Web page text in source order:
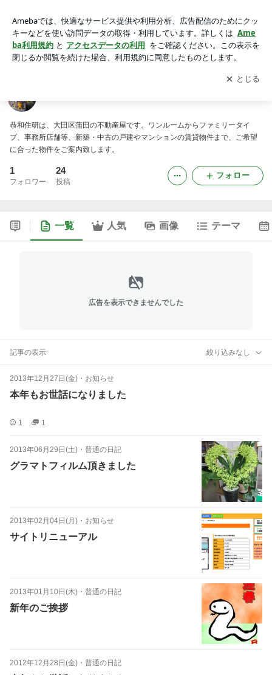
アプリをダウンロードして ブログの更新通知
を受け取りまし
ょう。
開く
恭和住研は、大田区蒲田の不動産屋です。ワンルームからファミリータイ
プ、事務所店舗等、新築・中古の戸建やマンションの賃貸物件まで、ご希望
に合った物件をご案内致します。
1
フォロワー
24
投稿
フォロー
一覧 人気 画像 テーマ
広告を表示できませんでした
記事の表示 絞り込みなし
2013年12月27日(金) ・ お知らせ
本年もお世話になりました
1 1
2013年06月29日(土) ・ 普通の日記
グラマトフィルム頂きました
2013年02月04日(月) ・ お知らせ
サイトリニューアル
2013年01月10日(木) ・ 普通の日記
新年のご挨拶
2012年12月28日(金) ・ 普通の日記